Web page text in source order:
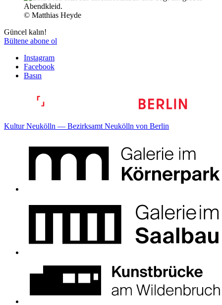
© Matthias Heyde
Güncel kalın!
Bültene abone ol
Instagram
Facebook
Basın
Kultur Neukölln — Bezirksamt Neukölln von Berlin